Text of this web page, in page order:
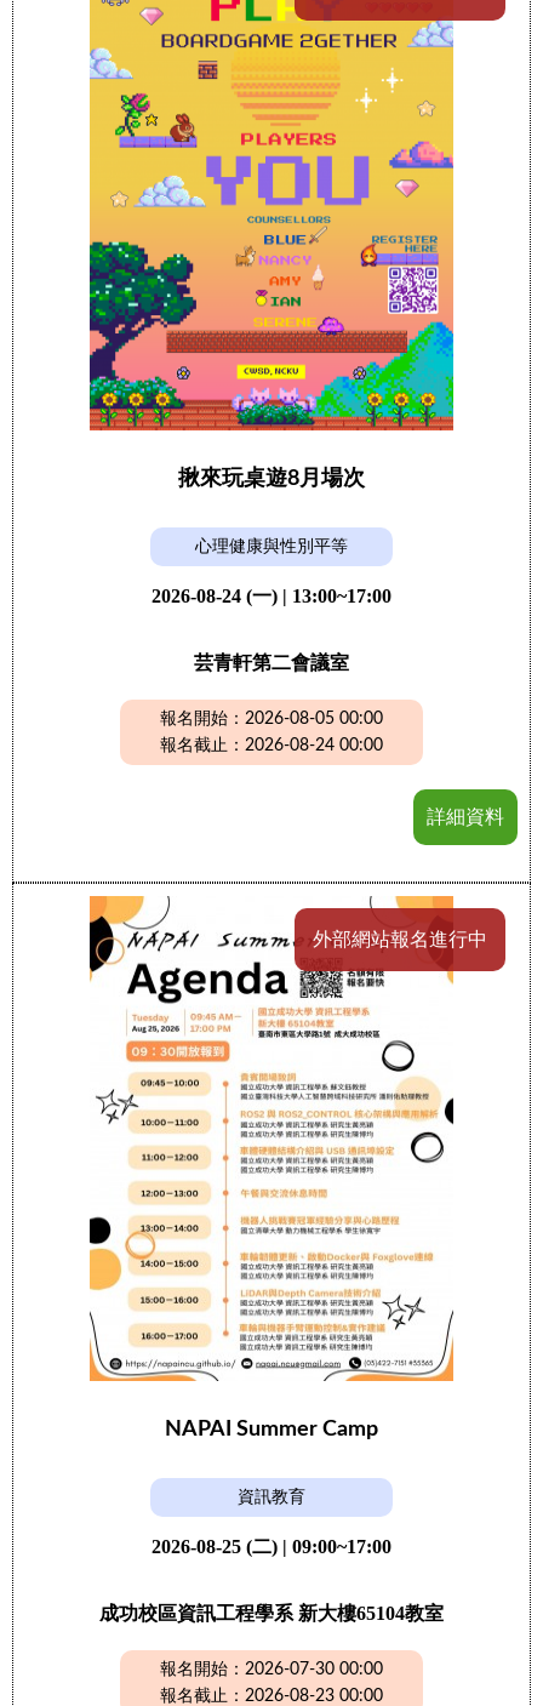
揪來玩桌遊8月場次
心理健康與性別平等
2026-08-24 (一) | 13:00~17:00
芸青軒第二會議室
報名開始：2026-08-05 00:00
報名截止：2026-08-24 00:00
詳細資料
外部網站報名進行中
NAPAI Summer Camp
資訊教育
2026-08-25 (二) | 09:00~17:00
成功校區資訊工程學系 新大樓65104教室
報名開始：2026-07-30 00:00
報名截止：2026-08-23 00:00